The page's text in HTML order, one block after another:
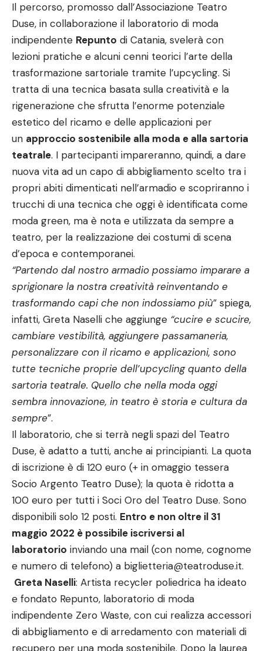
Il percorso, promosso dall’Associazione Teatro
Duse, in collaborazione il laboratorio di moda
indipendente Repunto di Catania, svelerà con
lezioni pratiche e alcuni cenni teorici l’arte della
trasformazione sartoriale tramite l’upcycling. Si
tratta di una tecnica basata sulla creatività e la
rigenerazione che sfrutta l’enorme potenziale
estetico del ricamo e delle applicazioni per
un approccio sostenibile alla moda e alla sartoria
teatrale. I partecipanti impareranno, quindi, a dare
nuova vita ad un capo di abbigliamento scelto tra i
propri abiti dimenticati nell’armadio e scopriranno i
trucchi di una tecnica che oggi è identificata come
moda green, ma è nota e utilizzata da sempre a
teatro, per la realizzazione dei costumi di scena
d’epoca e contemporanei.
“Partendo dal nostro armadio possiamo imparare a
sprigionare la nostra creatività reinventando e
trasformando capi che non indossiamo più” spiega,
infatti, Greta Naselli che aggiunge “cucire e scucire,
cambiare vestibilità, aggiungere passamaneria,
personalizzare con il ricamo e applicazioni, sono
tutte tecniche proprie dell’upcycling quanto della
sartoria teatrale. Quello che nella moda oggi
sembra innovazione, in teatro è storia e cultura da
sempre”.
Il laboratorio, che si terrà negli spazi del Teatro
Duse, è adatto a tutti, anche ai principianti. La quota
di iscrizione è di 120 euro (+ in omaggio tessera
Socio Argento Teatro Duse); la quota è ridotta a
100 euro per tutti i Soci Oro del Teatro Duse. Sono
disponibili solo 12 posti. Entro e non oltre il 31
maggio 2022 è possibile iscriversi al
laboratorio inviando una mail (con nome, cognome
e numero di telefono) a biglietteria@teatroduse.it.
Greta Naselli: Artista recycler poliedrica ha ideato
e fondato Repunto, laboratorio di moda
indipendente Zero Waste, con cui realizza accessori
di abbigliamento e di arredamento con materiali di
recupero per una moda sostenibile. Dopo la laurea